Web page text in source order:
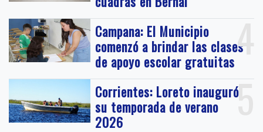
4
Campana: El Municipio
comenzó a brindar las clases
de apoyo escolar gratuitas
5
Corrientes: Loreto inauguró
su temporada de verano
2026